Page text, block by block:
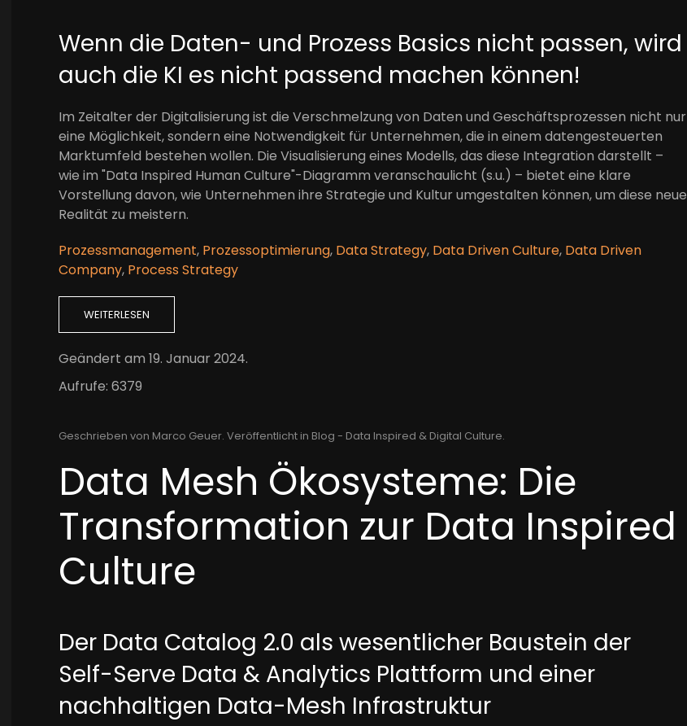
Wenn die Daten- und Prozess Basics nicht passen, wird
auch die KI es nicht passend machen können!
Im Zeitalter der Digitalisierung ist die Verschmelzung von Daten und Geschäftsprozessen nicht nur
eine Möglichkeit, sondern eine Notwendigkeit für Unternehmen, die in einem datengesteuerten
Marktumfeld bestehen wollen. Die Visualisierung eines Modells, das diese Integration darstellt –
wie im "Data Inspired Human Culture"-Diagramm veranschaulicht (s.u.) – bietet eine klare
Vorstellung davon, wie Unternehmen ihre Strategie und Kultur umgestalten können, um diese neue
Realität zu meistern.
Prozessmanagement, Prozessoptimierung, Data Strategy, Data Driven Culture, Data Driven
Company, Process Strategy
WEITERLESEN
Geändert am 19. Januar 2024.
Aufrufe: 6379
Geschrieben von Marco Geuer. Veröffentlicht in Blog - Data Inspired & Digital Culture.
Data Mesh Ökosysteme: Die
Transformation zur Data Inspired
Culture
Der Data Catalog 2.0 als wesentlicher Baustein der
Self-Serve Data & Analytics Plattform und einer
nachhaltigen Data-Mesh Infrastruktur